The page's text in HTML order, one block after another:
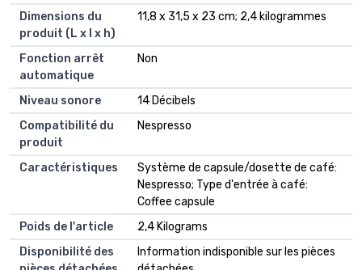
Dimensions du
produit (L x l x h)
‎11,8 x 31,5 x 23 cm; 2,4 kilogrammes
Fonction arrêt
automatique
‎Non
Niveau sonore
‎14 Décibels
Compatibilité du
produit
‎Nespresso
Caractéristiques
‎Système de capsule/dosette de café:
Nespresso; Type d'entrée à café:
Coffee capsule
Poids de l'article
‎2,4 Kilograms
Disponibilité des
‎Information indisponible sur les pièces